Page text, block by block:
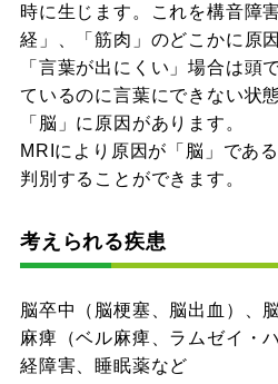
時に生じます。これを構音障
経」、「筋肉」のどこかに原
「言葉が出にくい」場合は頭
ているのに言葉にできない状
「脳」に原因があります。
MRIにより原因が「脳」であ
判別することができます。
考えられる疾患
脳卒中（脳梗塞、脳出血）、
麻痺（ベル麻痺、ラムゼイ・
経障害、睡眠薬など